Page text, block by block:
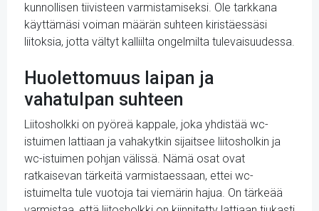
kunnollisen tiivisteen varmistamiseksi. Ole tarkkana
käyttämäsi voiman määrän suhteen kiristäessäsi
liitoksia, jotta vältyt kalliilta ongelmilta tulevaisuudessa.
Huolettomuus laipan ja
vahatulpan suhteen
Liitosholkki on pyöreä kappale, joka yhdistää wc-
istuimen lattiaan ja vahakytkin sijaitsee liitosholkin ja
wc-istuimen pohjan välissä. Nämä osat ovat
ratkaisevan tärkeitä varmistaessaan, ettei wc-
istuimelta tule vuotoja tai viemärin hajua. On tärkeää